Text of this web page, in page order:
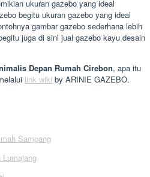
ukuran gazebo yang ideal
begitu ukuran gazebo yang ideal
gambar gazebo sederhana lebih
juga di sini jual gazebo kayu desain
Depan Rumah Cirebon, apa itu
link wiki by ARINIE GAZEBO.
Sampang